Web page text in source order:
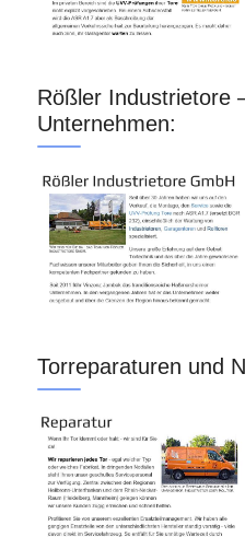
Rößler Industrietore
Unternehmen:
Torreparaturen und